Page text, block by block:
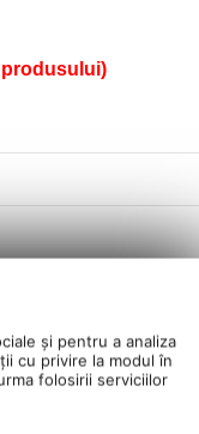
produsului)
și pentru a analiza
cu privire la modul în
folosirii serviciilor